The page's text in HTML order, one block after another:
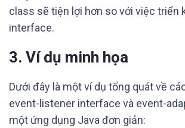
class sẽ tiện lợi hơn so với việc triển
interface.
3. Ví dụ minh họa
Dưới đây là một ví dụ tổng quát về
event-listener interface và event-
một ứng dụng Java đơn giản: